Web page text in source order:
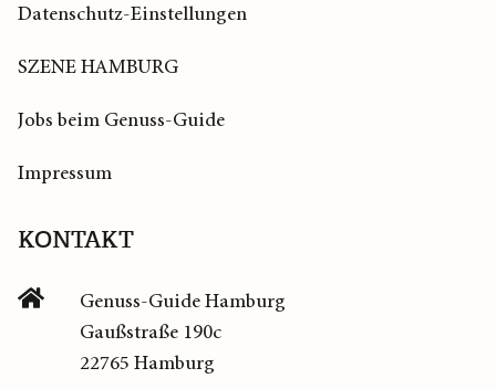
Datenschutz-Einstellungen
SZENE HAMBURG
Jobs beim Genuss-Guide
Impressum
KONTAKT
Genuss-Guide Hamburg
Gaußstraße 190c
22765 Hamburg